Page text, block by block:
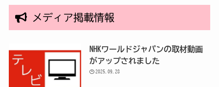
メディア掲載情報
NHKワールドジャパンの取材動画
がアップされました
2025.09.28